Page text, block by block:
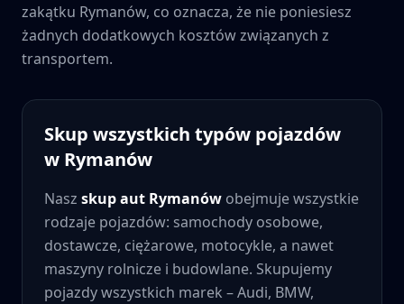
zakątku Rymanów, co oznacza, że nie poniesiesz
żadnych dodatkowych kosztów związanych z
transportem.
Skup wszystkich typów pojazdów
w Rymanów
Nasz skup aut Rymanów obejmuje wszystkie
rodzaje pojazdów: samochody osobowe,
dostawcze, ciężarowe, motocykle, a nawet
maszyny rolnicze i budowlane. Skupujemy
pojazdy wszystkich marek – Audi, BMW,